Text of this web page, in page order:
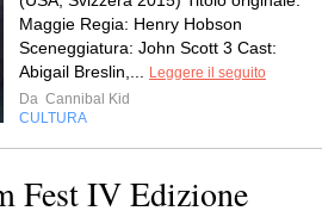
Maggie Regia: Henry Hobson
Sceneggiatura: John Scott 3 Cast:
Abigail Breslin,...
Leggere il seguito
Da Cannibal Kid
CULTURA
Fest IV Edizione